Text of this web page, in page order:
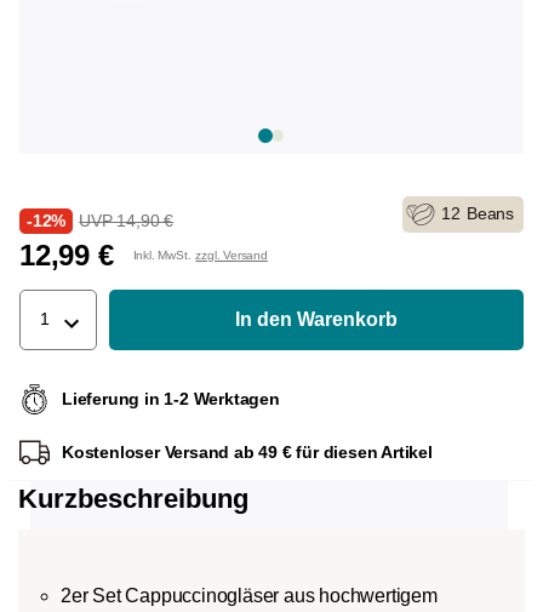
-12% UVP 14,90 €
12,99 € Inkl. MwSt. zzgl. Versand
12 Beans
1 In den Warenkorb
Lieferung in 1-2 Werktagen
Kostenloser Versand ab 49 € für diesen Artikel
Kurzbeschreibung
2er Set Cappuccinogläser aus hochwertigem